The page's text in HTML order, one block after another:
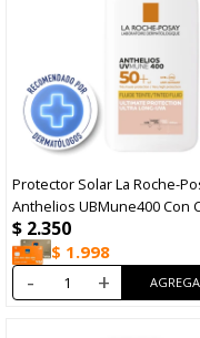
Protector Solar La Roche-
Anthelios UBMune400 Con
50ml
$ 2.350
$ 1.998
- +